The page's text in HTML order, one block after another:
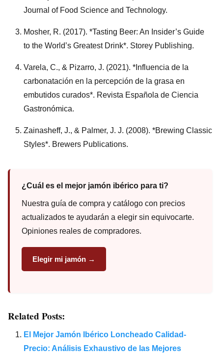
Journal of Food Science and Technology.
Mosher, R. (2017). *Tasting Beer: An Insider’s Guide
to the World’s Greatest Drink*. Storey Publishing.
Varela, C., & Pizarro, J. (2021). *Influencia de la
carbonatación en la percepción de la grasa en
embutidos curados*. Revista Española de Ciencia
Gastronómica.
Zainasheff, J., & Palmer, J. J. (2008). *Brewing Classic
Styles*. Brewers Publications.
¿Cuál es el mejor jamón ibérico para ti?
Nuestra guía de compra y catálogo con precios
actualizados te ayudarán a elegir sin equivocarte.
Opiniones reales de compradores.
Elegir mi jamón →
Related Posts:
El Mejor Jamón Ibérico Loncheado Calidad-
Precio: Análisis Exhaustivo de las Mejores